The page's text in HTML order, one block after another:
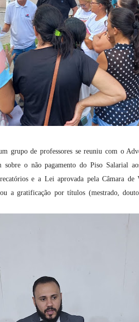
grupo de professores se reuniu com o
sobre o não pagamento do Piso Salarial
e a Lei aprovada pela Câmara de
a gratificação por títulos (mestrado,